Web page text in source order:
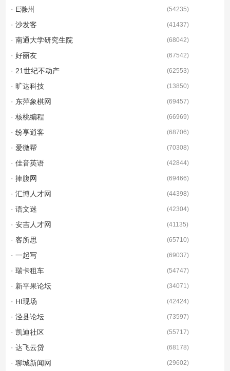
· E滁州 (54235)
· 沙发客 (41437)
· 南通大学研究生院 (68042)
· 好丽友 (67542)
· 21世纪不动产 (62553)
· 旷达科技 (13850)
· 东萍象棋网 (69457)
· 核桃编程 (66969)
· 纷享逍客 (68706)
· 爱微帮 (70308)
· 佳音英语 (42844)
· 捧腹网 (69466)
· 汇博人才网 (44398)
· 语文迷 (42304)
· 安吉人才网 (41135)
· 客所思 (65710)
· 一起写 (69037)
· 瑞卡租车 (54747)
· 新平果论坛 (34071)
· HI现场 (42424)
· 泾县论坛 (73597)
· 凯迪社区 (55717)
· 达飞云贷 (68178)
· 聊城新闻网 (29602)